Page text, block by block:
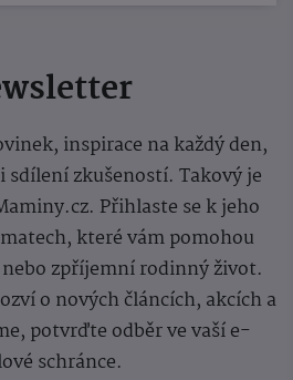
inspirace na každý den,
sdílení zkušeností. Takový je
Přihlaste se k jeho
které vám pomohou
zpříjemní rodinný život.
o nových článcích, akcích a
potvrďte odběr ve vaší e-
schránce.